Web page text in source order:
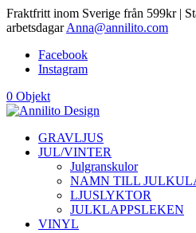
Fraktfritt inom Sverige från 599kr |
arbetsdagar Anna@annilito.com
Facebook
Instagram
0 Objekt
GRAVLJUS
JUL/VINTER
Julgranskulor
NAMN TILL
LJUSLYKTOR
JULKLAPPSLEKEN
VINYL